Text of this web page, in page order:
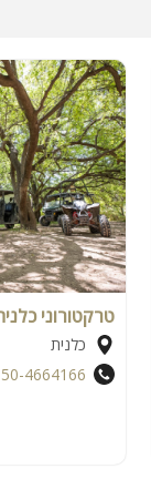
טרקטורוני
כלנית
4664166